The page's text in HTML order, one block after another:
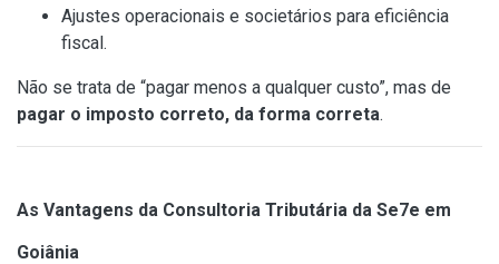
Ajustes operacionais e societários para eficiência
fiscal.
Não se trata de “pagar menos a qualquer custo”, mas de
pagar o imposto correto, da forma correta.
As Vantagens da Consultoria Tributária da Se7e em
Goiânia